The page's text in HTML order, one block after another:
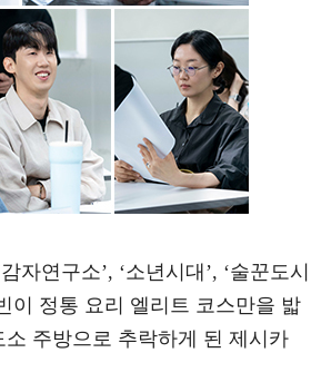
자연구소’, ‘소년시대’, ‘술꾼도시
이 정통 요리 엘리트 코스만을 밟
주방으로 추락하게 된 제시카